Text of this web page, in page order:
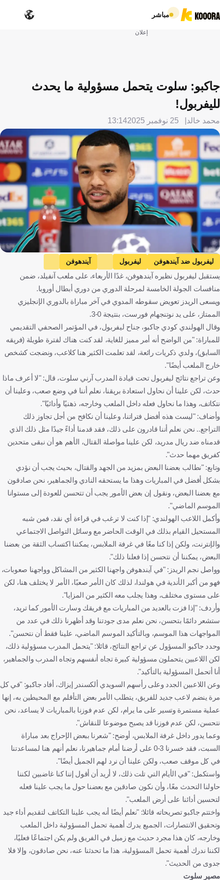
مباشر
إعلان
جاكبو: سلوت يتحمل مسؤولية ما يحدث
لليفربول!
محمد خالد 25 نوفمبر 2025 13:14
Getty Images
ليفربول ضد آيندهوفن ليفربول
آيندهوفن
دوري أبطال أوروبا
كودي جاكبو آرني سلوت إنجلترا
هولندا
كرة قدم
يستقبل ليفربول نظيره آيندهوفن، غدًا الأربعاء، على ملعب آنفيلد، ضمن
منافسات الجولة الخامسة لمرحلة الدوري من دوري أبطال أوروبا.
ويسعى الريدز تعويض سقوطه المدوي في آخر مباراة بالدوري الإنجليزي
الممتاز، على يد نوتنجهام فورست، بنتيجة 0-3.
وقال الهولندي كودي جاكبو، جناح ليفربول، في المؤتمر الصحفي التقديمي
للمباراة: "من الواضح أنه أمر مميز للغاية، لقد كنت هناك لفترة طويلة (فريقه
السابق)، ولدي ذكريات رائعة، لقد تعلمت الكثير هنا كلاعب، ونضجت كشخص
خارج الملعب أيضًا".
وعن تراجع نتائج ليفربول تحت قيادة المدرب آرني سلوت، قال: "لا أعرف ماذا
حدث، لكن علينا أن نحاول استعادة بريقنا، نعلم أننا في وضع صعب، وعلينا أن
نتكاتف، وهذا ما نحاول فعله داخل الملعب وخارجه، ذهنيًا وأدائيًا".
وأضاف: "ليست هذه أفضل فتراتنا، وعلينا أن نكافح من أجل تجاوز ذلك
التراجع.. نحن نعلم أننا قادرون على ذلك، فقد قدمنا أداءً جيدًا مثل ذلك الذي
قدمناه ضد ريال مدريد، لكن علينا مواصلة القتال، الأهم هو أن نبقى متحدين
كفريق مهما حدث".
وتابع: "نطالب بعضنا البعض بمزيد من الجهد والقتال، بحيث يجب أن نؤدي
بشكل أفضل في المباريات وهذا ما يستحقه النادي والجماهير، نحن صادقون
مع بعضنا البعض، ونقول إن بعض الأمور يجب أن تتحسن للعودة إلى مستوانا
الموسم الماضي".
وأكمل اللاعب الهولندي: "إذا كنت لا ترغب في قراءة أي نقد، فمن شبه
المستحيل القيام بذلك في الوقت الحاضر مع وسائل التواصل الاجتماعي
والإنترنت، ولكن إذا كنا معًا في غرفة الملابس، يمكننا اكتساب الثقة من بعضنا
البعض، يمكننا أن نتحسن إذا فعلنا ذلك".
وواصل نجم الريدز: "في آيندهوفن واجهنا الكثير من المشاكل وواجهنا صعوبات،
فهو من أكبر الأندية في هولندا، لذلك كان الأمر صعبًا، الأمر لا يختلف هنا، لكن
على مستوى مختلف، وهذا يجلب معه الكثير من المزايا".
وأردف: "إذا فزت بالعديد من المباريات مع فريقك وسارت الأمور كما تريد،
ستشعر دائمًا بتحسن، نحن نعلم مدى جودتنا وقد أظهرنا ذلك في عدد من
المواجهات هذا الموسم، وبالتأكيد الموسم الماضي، علينا فقط أن نتحسن".
وحدد جاكبو المسؤول عن تراجع النتائج، قائلا: "يتحمل المدرب مسؤولية ذلك،
لكن اللاعبين يتحملون مسؤولية كبيرة تجاه أنفسهم وتجاه المدرب والجماهير،
أنا أتحمل المسؤولية بالتأكيد".
وعن اللاعبين الجدد وعلى رأسهم السويدي ألكسندر إيزاك، أفاد جاكبو: "في كل
مرة ينضم لاعب جديد للفريق، يتطلب الأمر بعض التأقلم مع المحيطين به، إنها
عملية مستمرة وتسير على ما يرام، لكن عدم فوزنا بالمباريات لا يساعد، نحن
نتحسن، لكن عدم فوزنا قد يصبح موضوعا للنقاش".
وعما يدور داخل غرفة الملابس، أوضح: "شعرنا ببعض الإحراج بعد مباراة
السبت، فقد خسرنا 3-0 على أرضنا أمام جماهيرنا، نعلم أنهم هنا لمساعدتنا
في كل موقف صعب، ولكن علينا أن نرد لهم الجميل أيضًا".
واستكمل: "في الأيام التي تلت ذلك، لا أريد أن أقول إننا كنا غاضبين لكننا
حاولنا التحدث معًا، وأن نكون صادقين مع بعضنا حول ما يجب علينا فعله
لتحسين أدائنا على أرض الملعب".
واختتم جاكبو تصريحاته قائلا: "نعلم أيضًا أنه يجب علينا التكاتف لتقديم أداء جيد
وتحقيق الانتصارات، الجميع يدرك أهمية تحمل المسؤولية داخل الملعب
وخارجه، كان هذا مجرد حديث مع زميل في الفريق ولم يكن اجتماعًا فعليًا،
لكننا ندرك أهمية تحمل المسؤولية، هذا ما تحدثنا عنه، نحن صادقون، وإلا فلا
جدوى من الحديث".
مصير سلوت